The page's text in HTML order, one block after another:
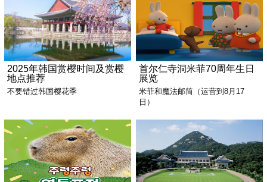
2025年韩国赏樱时间及赏樱
地点推荐
不要错过韩国樱花季
首尔仁寺洞米菲70周年生日
展览
米菲和魔法邮筒（运营到8月17
日）